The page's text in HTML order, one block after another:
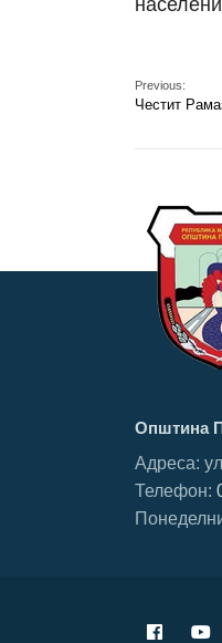
Previous:
Честит
Општина
Адреса:
Телефон: